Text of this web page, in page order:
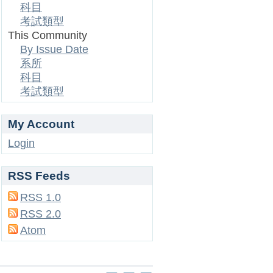
科目
考試類型
This Community
By Issue Date
系所
科目
考試類型
My Account
Login
RSS Feeds
RSS 1.0
RSS 2.0
Atom